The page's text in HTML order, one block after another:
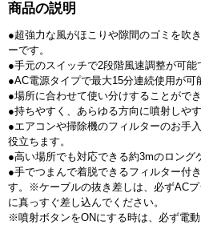
商品の説明
●超強力な風がほこりや隙間のゴミを吹
ーです。
●手元のスイッチで2段階風速調整が可能
●AC電源タイプで最大15分連続使用が可
●場所に合わせて使い分けすることがで
●持ちやすく、あらゆる方向に噴射しや
●エアコンや掃除機のフィルターのお手
役立ちます。
●高い場所でも対応できる約3mのロング
●手でつまんで着脱できるフィルター付
す。※ケーブルの抜き差しは、必ずAC
に真っすぐ差し込んでください。
※噴射ボタンをONにする時は、必ず電